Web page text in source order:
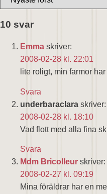
10 svar
Emma skriver:
2008-02-28 kl. 22:01
lite roligt, min farmor
Svara
underbaraclara skriver:
2008-02-28 kl. 18:10
Vad flott med alla fina
Svara
Mdm Bricolleur skriver:
2008-02-27 kl. 09:19
Mina föräldrar har en